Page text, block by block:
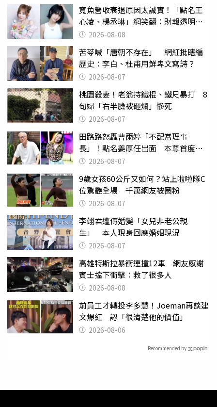
寬魚營收衰退原因太誠實！「點名王
心凌、楊丞琳」網笑翻：財報透明度
滿分2026-08-08
苦苓喊「唐朝不存在」 網紅批瞎編
歷史：李白、杜甫用鮮卑文寫詩？
2026-08-07
桃園殺妻！老翁持鐵棍、鐵尺暴打 8
旬婦「右半臉被砸爛」慘死
2026-08-07
田路路怒轟曹雨婷「不配當理事
長」！點名姜厚任出面 本尊首度回
應了2026-08-07
9歲女孩60公斤又如何？站上啦啦隊C
位驚艷全場 千萬網友被圈粉
2026-08-07
李翊君遭傳婚變「女兒非老公親
生」 本人現身回應婚姻現況
2026-08-07
高雄特斯拉暴衝連撞12車 網友感謝
賓士擋下衝擊：救了很多人
2026-08-08
前員工才轉投李多慧！Joeman再談建
文爆紅 認「很清楚他的價值」
2026-08-06
Recommended by